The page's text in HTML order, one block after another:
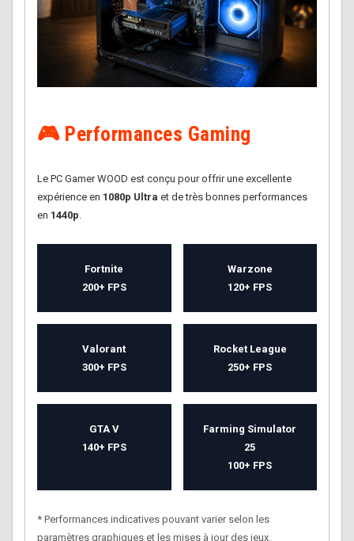
🎮 Performances Gaming
Le PC Gamer WOOD est conçu pour offrir une excellente
expérience en 1080p Ultra et de très bonnes performances
en 1440p
Fortnite
200+ FPS
Warzone
120+ FPS
Valorant
300+ FPS
Rocket League
250+ FPS
GTA V
140+ FPS
Farming Simulator
25
100+ FPS
* Performances indicatives pouvant varier selon les
paramètres graphiques et les mises à jour des jeux.